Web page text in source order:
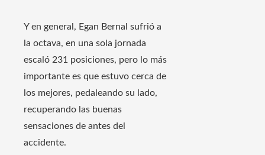
Y en general, Egan Bernal sufrió a
la octava, en una sola jornada
escaló 231 posiciones, pero lo más
importante es que estuvo cerca de
los mejores, pedaleando su lado,
recuperando las buenas
sensaciones de antes del
accidente.